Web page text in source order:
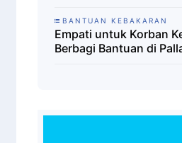
BANTUAN KEBAKARAN
Empati untuk Korban
Berbagi Bantuan di